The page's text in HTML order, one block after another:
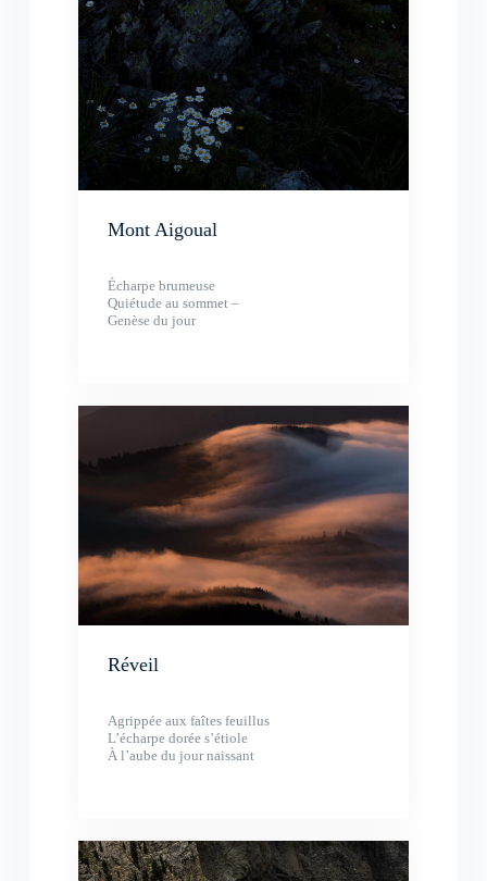
Mont Aigoual
Écharpe brumeuse
Quiétude au sommet –
Genèse du jour
Réveil
Agrippée aux faîtes feuillus
L’écharpe dorée s’étiole
À l’aube du jour naissant